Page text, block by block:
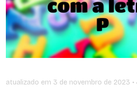
atualizado em 3 de novembro de 2023